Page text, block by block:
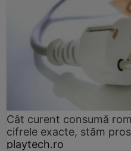
Cât curent consumă
cifrele exacte, stăm
playtech.ro